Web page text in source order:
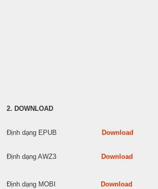
2. DOWNLOAD
Định dạng EPUB Download
Định dạng AWZ3 Download
Định dạng MOBI Download